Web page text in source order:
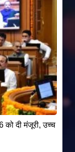
को दी मंजूरी, उच्च